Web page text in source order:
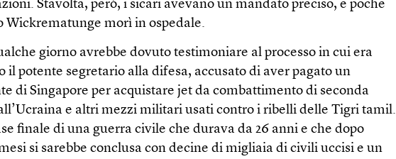
Stavolta, però, i sicari avevano un mandato preciso, e poche
Wickrematunge morì in ospedale.
giorno avrebbe dovuto testimoniare al processo in cui era
il potente segretario alla difesa, accusato di aver pagato un
di Singapore per acquistare jet da combattimento di seconda
e altri mezzi militari usati contro i ribelli delle Tigri tamil.
finale di una guerra civile che durava da 26 anni e che dopo
si sarebbe conclusa con decine di migliaia di civili uccisi e un